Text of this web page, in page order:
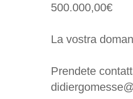
500.000,00€
La vostra
Prendete